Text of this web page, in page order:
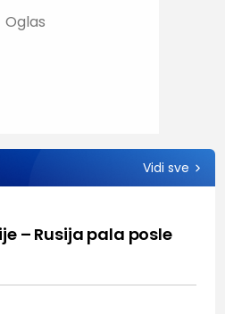
Vidi sve
– Rusija pala posle